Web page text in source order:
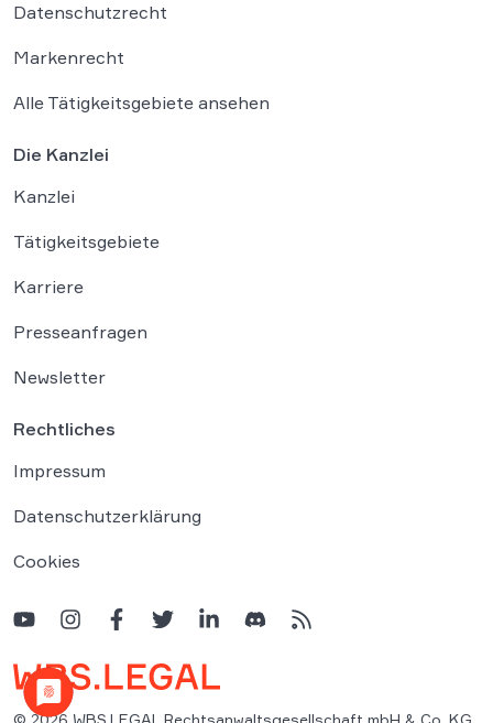
Datenschutzrecht
Markenrecht
Alle Tätigkeitsgebiete ansehen
Die Kanzlei
Kanzlei
Tätigkeitsgebiete
Karriere
Presseanfragen
Newsletter
Rechtliches
Impressum
Datenschutzerklärung
Cookies